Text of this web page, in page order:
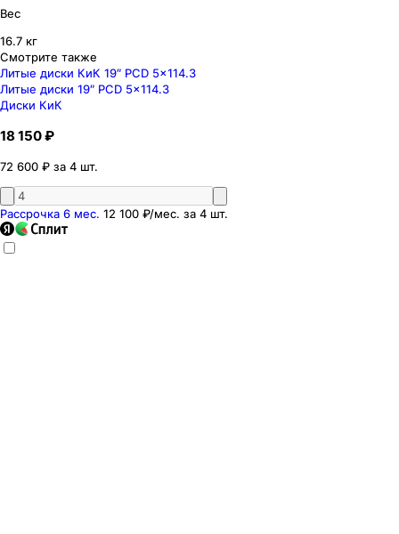
Вес
16.7 кг
Смотрите также
Литые диски КиК 19″ PCD 5x114.3
Литые диски 19″ PCD 5x114.3
Диски КиК
18 150 ₽
72 600 ₽ за 4 шт.
Рассрочка 6 мес. 12 100 ₽/мес. за 4 шт.